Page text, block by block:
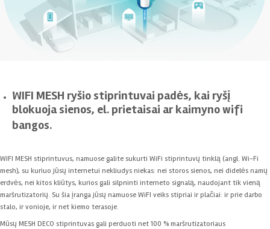
WIFI MESH ryšio stiprintuvai padės, kai ryšį
blokuoja sienos, el. prietaisai ar kaimyno wifi
bangos.
WIFI MESH stiprintuvus, namuose galite sukurti WiFi stiprintuvų tinklą (angl. Wi-Fi
mesh), su kuriuo jūsų internetui nekliudys niekas: nei storos sienos, nei didelės namų
erdvės, nei kitos kliūtys, kurios gali silpninti interneto signalą, naudojant tik vieną
maršrutizatorių. Su šia įranga jūsų namuose WiFI veiks stipriai ir plačiai: ir prie darbo
stalo, ir vonioje, ir net kiemo terasoje.
Mūsų MESH DECO stiprintuvas gali perduoti net 100 % maršrutizatoriaus